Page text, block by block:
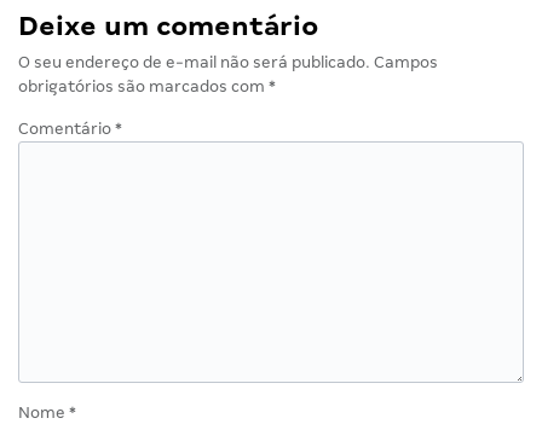
Deixe um comentário
O seu endereço de e-mail não será publicado. Campos
obrigatórios são marcados com *
Comentário *
Nome *